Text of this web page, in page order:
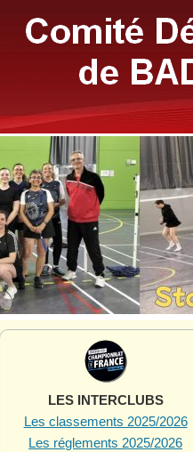
LES INTERCLUBS
Les classements 2025/2026
Les réglements 2025/2026